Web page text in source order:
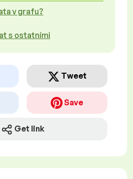
v grafu?
s ostatními
Tweet
Save
Get link